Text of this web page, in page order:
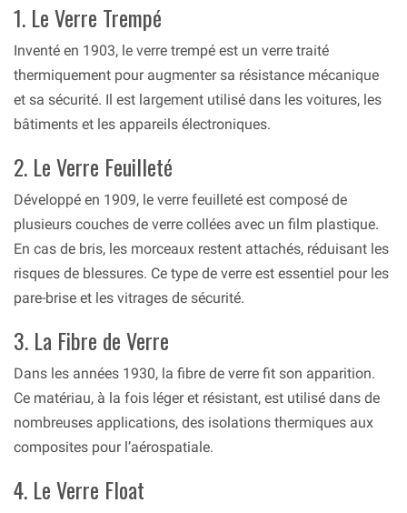
1. Le Verre Trempé
Inventé en 1903, le verre trempé est un verre traité
thermiquement pour augmenter sa résistance mécanique
et sa sécurité. Il est largement utilisé dans les voitures, les
bâtiments et les appareils électroniques.
2. Le Verre Feuilleté
Développé en 1909, le verre feuilleté est composé de
plusieurs couches de verre collées avec un film plastique.
En cas de bris, les morceaux restent attachés, réduisant les
risques de blessures. Ce type de verre est essentiel pour les
pare-brise et les vitrages de sécurité.
3. La Fibre de Verre
Dans les années 1930, la fibre de verre fit son apparition.
Ce matériau, à la fois léger et résistant, est utilisé dans de
nombreuses applications, des isolations thermiques aux
composites pour l’aérospatiale.
4. Le Verre Float